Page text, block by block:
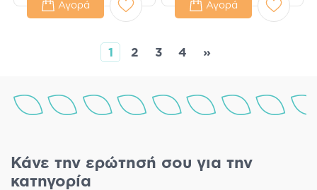
Αγορά Αγορά
1 2 3 4 »
Κάνε την ερώτησή σου για την
κατηγορία